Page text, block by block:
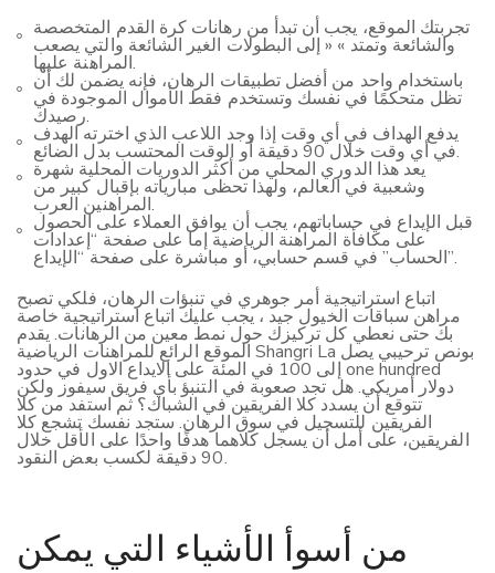
تجربتك الموقع، يجب أن تبدأ من رهانات كرة القدم المتخصصة
والشائعة وتمتد » « إلى البطولات الغير الشائعة والتي يصعب
المراهنة عليها.
باستخدام واحد من أفضل تطبيقات الرهان، فإنه يضمن لك أن
تظل متحكمًا في نفسك وتستخدم فقط الأموال الموجودة في
رصيدك.
يدفع الهداف في أي وقت إذا وجد اللاعب الذي اخترته الهدف
في أي وقت خلال 90 دقيقة أو الوقت المحتسب بدل الضائع.
يعد هذا الدوري المحلي من أكثر الدوريات المحلية شهرة
وشعبية في العالم، ولهذا تحظى مبارياته بإقبال كبير من
المراهنين العرب.
قبل الإيداع في حساباتهم، يجب أن يوافق العملاء على الحصول
على مكافأة المراهنة الرياضية إما على صفحة “إعدادات
الحساب” في قسم حسابي، أو مباشرة على صفحة “الإيداع”.
اتباع استراتيجية أمر جوهري في تنبؤات الرهان، فلكي تصبح
مراهن سباقات الخيول جيد ، يجب عليك اتباع استراتيجية خاصة
بك حتى نعطي كل تركيزك حول نمط معين من الرهانات. يقدم
الموقع الرائع للمراهنات الرياضية Shangri La بونص ترحيبي يصل
إلى 100 في المئة على الايداع الاول في حدود one hundred
دولار أمريكي. هل تجد صعوبة في التنبؤ بأي فريق سيفوز ولكن
تتوقع أن يسدد كلا الفريقين في الشباك؟ ثم استفد من كلا
الفريقين للتسجيل في سوق الرهان. ستجد نفسك تشجع كلا
الفريقين، على أمل أن يسجل كلاهما هدفًا واحدًا على الأقل خلال
90 دقيقة لكسب بعض النقود.
من أسوأ الأشياء التي يمكن